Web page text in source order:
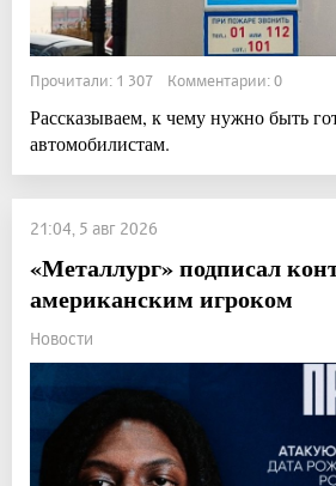
Прочитали: 1 307 Комментарии: 0
Рассказываем, к чему нужно быть
автомобилистам.
21:04, 5 авг 2026
«Металлург» подписал
американским игроком
Новости